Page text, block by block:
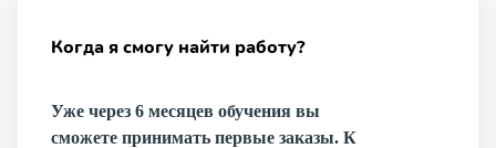
Когда я смогу найти работу?
Уже через 6 месяцев обучения вы
сможете принимать первые заказы. К